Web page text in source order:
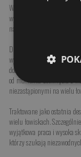
Wykonawcą tych
wykonywane są od
najpopularniejszych
Dziś błystki obrotowe
wykorzystywane przez
doskonałą jakość
od momentu zetknięcia z
niezastąpionymi na wielu
Traktowane jako ostatnia
wielu łowiskach.
wyjątkowa praca i wysoka
którzy szukają